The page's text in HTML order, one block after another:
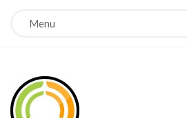
Menu